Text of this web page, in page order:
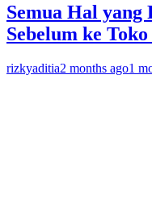
Semua Hal yang
Sebelum ke
rizkyaditia2 months ago1